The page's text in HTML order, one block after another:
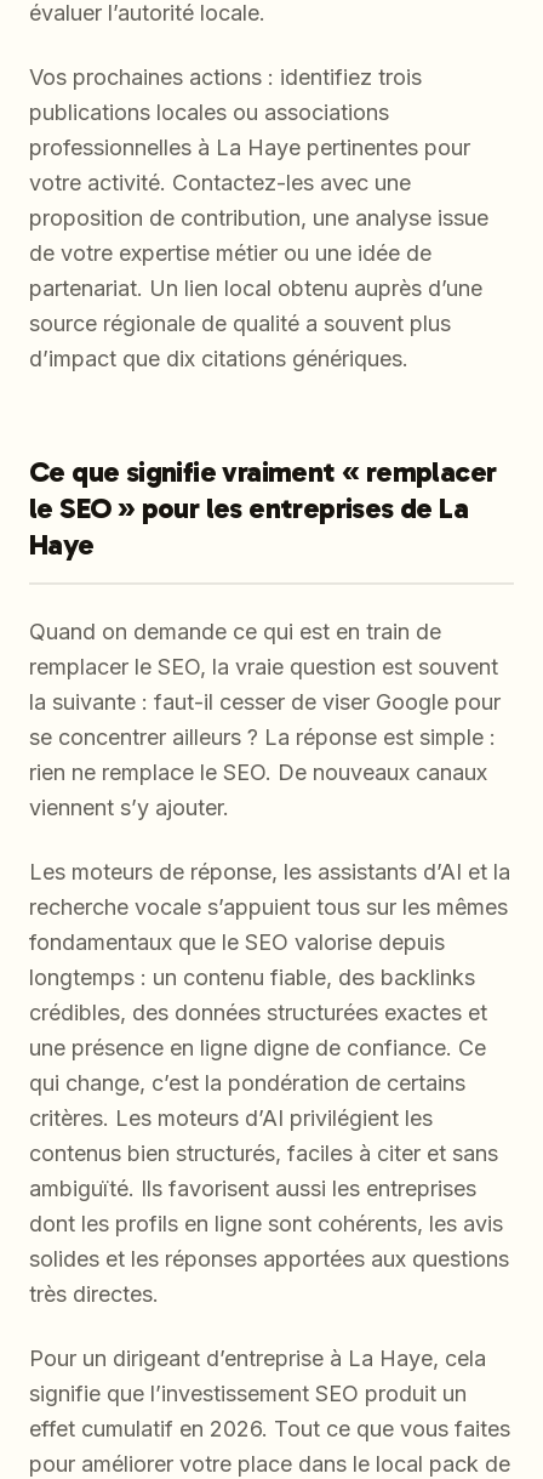
évaluer l’autorité locale.
Vos prochaines actions : identifiez trois
publications locales ou associations
professionnelles à La Haye pertinentes pour
votre activité. Contactez-les avec une
proposition de contribution, une analyse issue
de votre expertise métier ou une idée de
partenariat. Un lien local obtenu auprès d’une
source régionale de qualité a souvent plus
d’impact que dix citations génériques.
Ce que signifie vraiment « remplacer
le SEO » pour les entreprises de La
Haye
Quand on demande ce qui est en train de
remplacer le SEO, la vraie question est souvent
la suivante : faut-il cesser de viser Google pour
se concentrer ailleurs ? La réponse est simple :
rien ne remplace le SEO. De nouveaux canaux
viennent s’y ajouter.
Les moteurs de réponse, les assistants d’AI et la
recherche vocale s’appuient tous sur les mêmes
fondamentaux que le SEO valorise depuis
longtemps : un contenu fiable, des backlinks
crédibles, des données structurées exactes et
une présence en ligne digne de confiance. Ce
qui change, c’est la pondération de certains
critères. Les moteurs d’AI privilégient les
contenus bien structurés, faciles à citer et sans
ambiguïté. Ils favorisent aussi les entreprises
dont les profils en ligne sont cohérents, les avis
solides et les réponses apportées aux questions
très directes.
Pour un dirigeant d’entreprise à La Haye, cela
signifie que l’investissement SEO produit un
effet cumulatif en 2026. Tout ce que vous faites
pour améliorer votre place dans le local pack de